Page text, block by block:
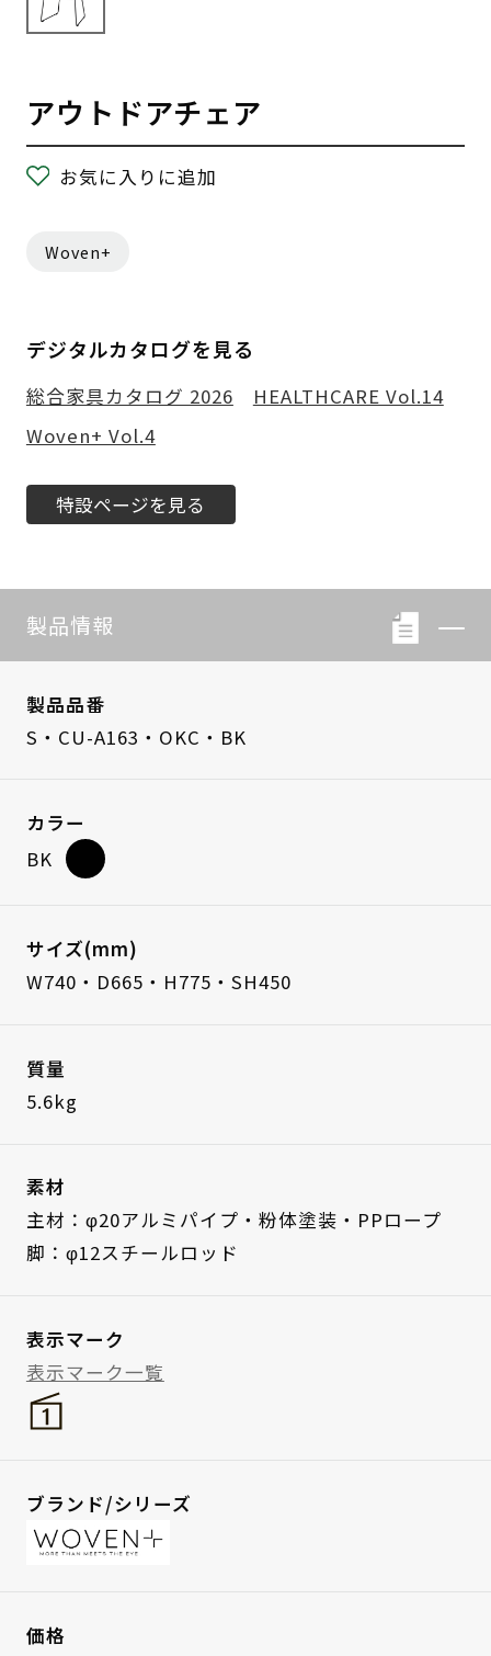
アウトドアチェア
お気に入りに追加
Woven+
デジタルカタログを見る
総合家具カタログ 2026
HEALTHCARE Vol.14
Woven+ Vol.4
特設ページを見る
製品情報
製品品番
S・CU-A163・OKC・BK
カラー
BK
サイズ(mm)
W740・D665・H775・SH450
質量
5.6kg
素材
主材：φ20アルミパイプ・粉体塗装・PPロープ
脚：φ12スチールロッド
表示マーク
表示マーク一覧
ブランド/シリーズ
価格